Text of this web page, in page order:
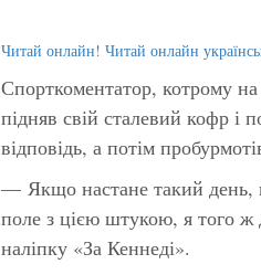
Читай онлайн! Читай онлайн
Спорткоментатор, котрому
підняв свій сталевий кофр і
відповідь, а потім
— Якщо настане такий день,
поле з цією штукою, я того
наліпку «За Кеннеді».